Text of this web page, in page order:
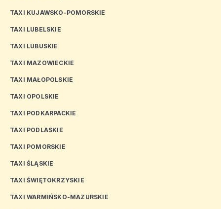
TAXI KUJAWSKO-POMORSKIE
TAXI LUBELSKIE
TAXI LUBUSKIE
TAXI MAZOWIECKIE
TAXI MAŁOPOLSKIE
TAXI OPOLSKIE
TAXI PODKARPACKIE
TAXI PODLASKIE
TAXI POMORSKIE
TAXI ŚLĄSKIE
TAXI ŚWIĘTOKRZYSKIE
TAXI WARMIŃSKO-MAZURSKIE